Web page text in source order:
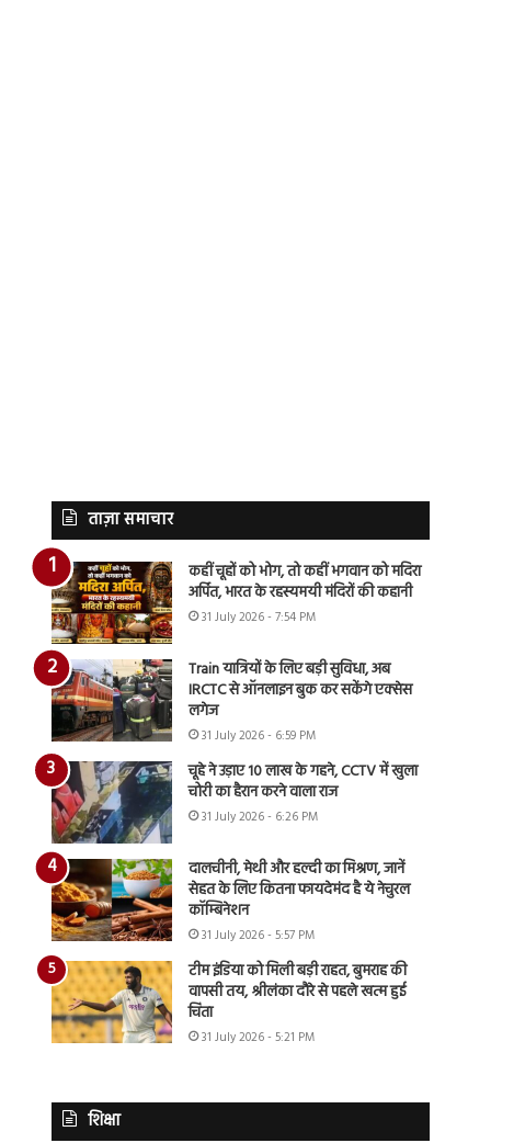
ताज़ा समाचार
कहीं चूहों को भोग, तो कहीं भगवान को मदिरा
अर्पित, भारत के रहस्यमयी मंदिरों की कहानी
31 July 2026 - 7:54 PM
Train यात्रियों के लिए बड़ी सुविधा, अब
IRCTC से ऑनलाइन बुक कर सकेंगे एक्सेस
लगेज
31 July 2026 - 6:59 PM
चूहे ने उड़ाए 10 लाख के गहने, CCTV में खुला
चोरी का हैरान करने वाला राज
31 July 2026 - 6:26 PM
दालचीनी, मेथी और हल्दी का मिश्रण, जानें
सेहत के लिए कितना फायदेमंद है ये नेचुरल
कॉम्बिनेशन
31 July 2026 - 5:57 PM
टीम इंडिया को मिली बड़ी राहत, बुमराह की
वापसी तय, श्रीलंका दौरे से पहले खत्म हुई
चिंता
31 July 2026 - 5:21 PM
शिक्षा